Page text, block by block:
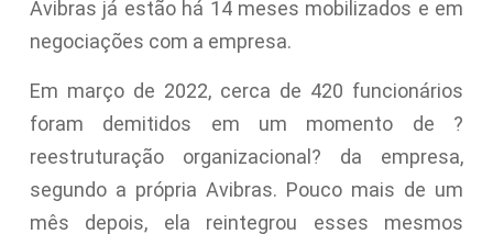
Avibras já estão há 14 meses mobilizados e em
negociações com a empresa.
Em março de 2022, cerca de 420 funcionários
foram demitidos em um momento de ?
reestruturação organizacional? da empresa,
segundo a própria Avibras. Pouco mais de um
mês depois, ela reintegrou esses mesmos